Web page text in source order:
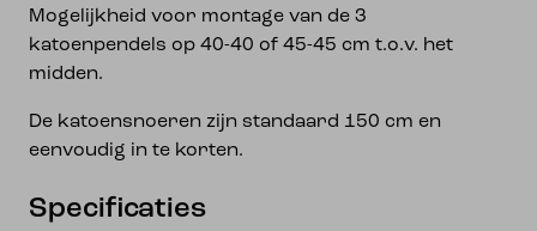
Mogelijkheid voor montage van de 3
katoenpendels op 40-40 of 45-45 cm t.o.v. het
midden.
De katoensnoeren zijn standaard 150 cm en
eenvoudig in te korten.
Specificaties